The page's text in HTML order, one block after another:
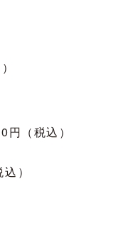
（税込）
）